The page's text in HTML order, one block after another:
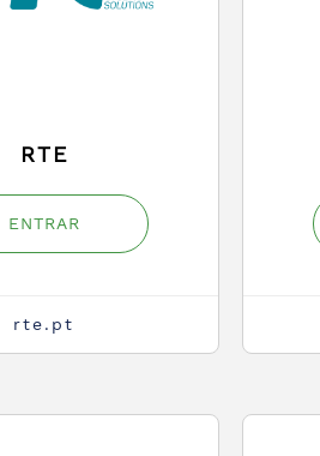
RTE
ENTRAR
rte.pt